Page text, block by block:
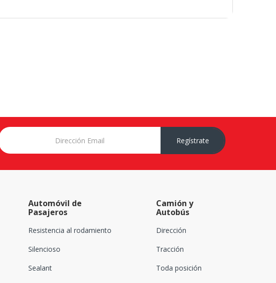
Regístrate
Automóvil de
Pasajeros
Resistencia al rodamiento
Silencioso
Sealant
Camión y
Autobús
Dirección
Tracción
Toda posición